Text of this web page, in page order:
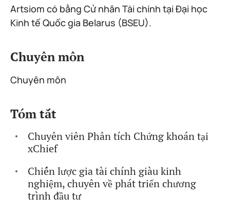
Artsiom có bằng Cử nhân Tài chính tại Đại học
Kinh tế Quốc gia Belarus (BSEU).
Chuyên môn
Chuyên môn
Tóm tắt
Chuyên viên Phân tích Chứng khoán tại
xChief
Chiến lược gia tài chính giàu kinh
nghiệm, chuyên về phát triển chương
trình đầu tư